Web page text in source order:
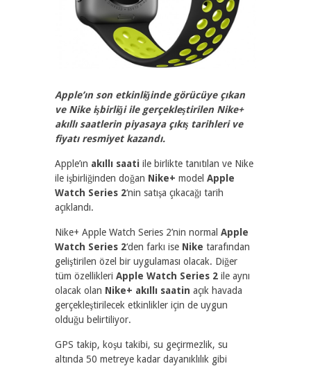
Apple’ın son etkinliğinde görücüye çıkan
ve Nike işbirliği ile gerçekleştirilen Nike+
akıllı saatlerin piyasaya çıkış tarihleri ve
fiyatı resmiyet kazandı.
Apple’ın akıllı saati ile birlikte tanıtılan ve Nike
ile işbirliğinden doğan Nike+ model Apple
Watch Series 2‘nin satışa çıkacağı tarih
açıklandı.
Nike+ Apple Watch Series 2’nin normal Apple
Watch Series 2‘den farkı ise Nike tarafından
geliştirilen özel bir uygulaması olacak. Diğer
tüm özellikleri Apple Watch Series 2 ile aynı
olacak olan Nike+ akıllı saatin açık havada
gerçekleştirilecek etkinlikler için de uygun
olduğu belirtiliyor.
GPS takip, koşu takibi, su geçirmezlik, su
altında 50 metreye kadar dayanıklılık gibi